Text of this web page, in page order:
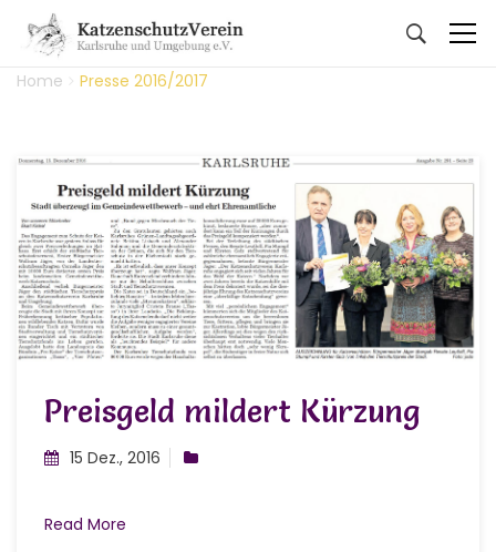
Home Presse 2016/2017
Preisgeld mildert Kürzung
15 Dez., 2016
Read More